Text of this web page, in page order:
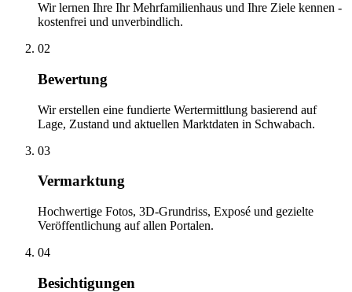
Wir lernen Ihre Ihr Mehrfamilienhaus und Ihre Ziele kennen -
kostenfrei und unverbindlich.
02
Bewertung
Wir erstellen eine fundierte Wertermittlung basierend auf
Lage, Zustand und aktuellen Marktdaten in Schwabach.
03
Vermarktung
Hochwertige Fotos, 3D-Grundriss, Exposé und gezielte
Veröffentlichung auf allen Portalen.
04
Besichtigungen